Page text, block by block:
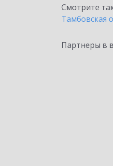
Смотрите
Тамбовская
Партнеры в